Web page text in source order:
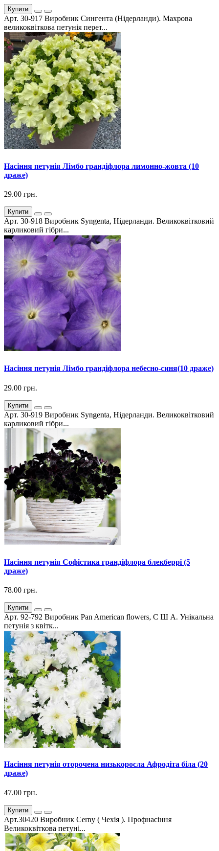
Купити
Арт. 30-917 Виробник Сингента (Нідерланди). Махрова
великоквіткова петунія перет...
Насіння петунія Лімбо грандіфлора лимонно-жовта (10
драже)
29.00 грн.
Купити
Арт. 30-918 Виробник Syngenta, Нідерланди. Великоквітковий
карликовий гібри...
Насіння петунія Лімбо грандіфлора небесно-синя(10 драже)
29.00 грн.
Купити
Арт. 30-919 Виробник Syngenta, Нідерланди. Великоквітковий
карликовий гібри...
Насіння петунія Софістика грандіфлора блекберрі (5
драже)
78.00 грн.
Купити
Арт. 92-792 Виробник Pan American flowers, С Ш А. Унікальна
петунія з квітк...
Насіння петунія оторочена низькоросла Афродіта біла (20
драже)
47.00 грн.
Купити
Арт.30420 Виробник Cerny ( Чехія ). Профнасіння
Великоквіткова петуні...